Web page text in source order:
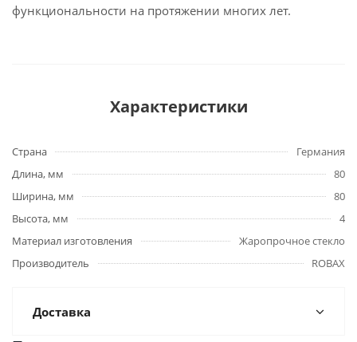
функциональности на протяжении многих лет.
Характеристики
Страна
Германия
Длина, мм
80
Ширина, мм
80
Высота, мм
4
Материал изготовления
Жаропрочное стекло
Производитель
ROBAX
Доставка